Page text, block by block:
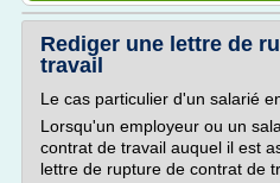
Rediger une lettre de
travail
Le cas particulier d'un salarié
Lorsqu'un employeur ou un
contrat de travail auquel il est
lettre de rupture de contrat de